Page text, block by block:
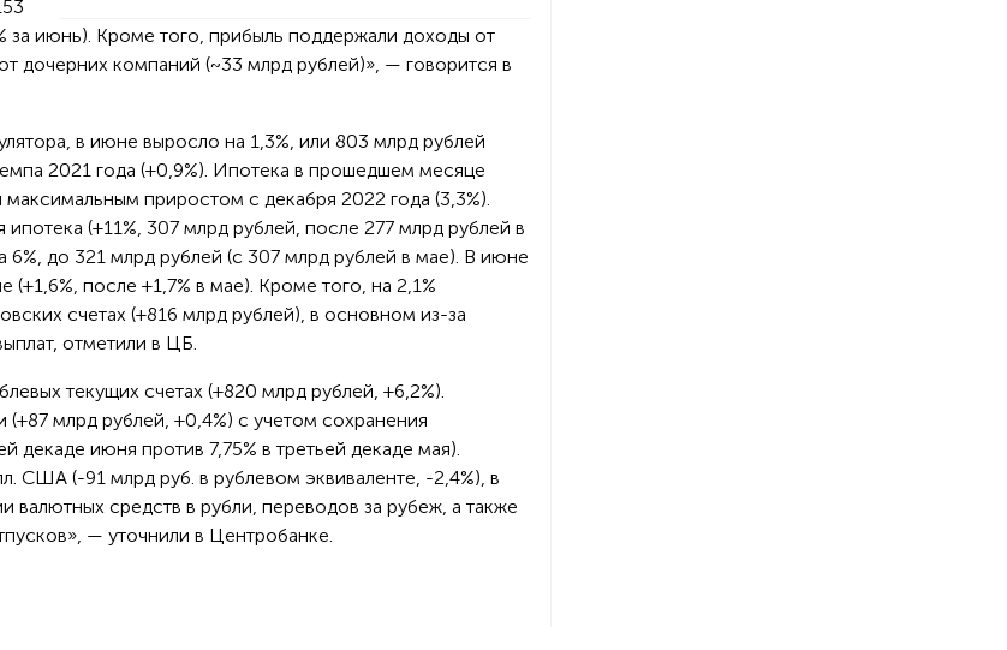
за июнь). Кроме того, прибыль поддержали доходы от
дочерних компаний (~33 млрд рублей)», — говорится в
в июне выросло на 1,3%, или 803 млрд рублей
2021 года (+0,9%). Ипотека в прошедшем месяце
приростом с декабря 2022 года (3,3%).
(+11%, 307 млрд рублей, после 277 млрд рублей в
6%, до 321 млрд рублей (с 307 млрд рублей в мае). В июне
после +1,7% в мае). Кроме того, на 2,1%
счетах (+816 млрд рублей), в основном из-за
отметили в ЦБ.
текущих счетах (+820 млрд рублей, +6,2%).
млрд рублей, +0,4%) с учетом сохранения
декаде июня против 7,75% в третьей декаде мая).
США (-91 млрд руб. в рублевом эквиваленте, -2,4%), в
средств в рубли, переводов за рубеж, а также
— уточнили в Центробанке.